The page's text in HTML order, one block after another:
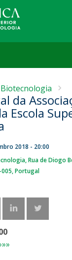
da
Escola
2018 - 20:00
Rua de Diogo
Portugal